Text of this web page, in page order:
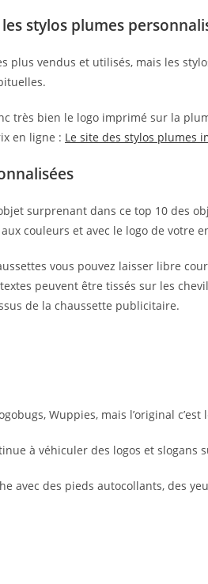
les stylos plumes
plus vendus et utilisés, mais les
très bien le logo imprimé sur la
en ligne : Le site des stylos plumes
surprenant dans ce top 10 des
couleurs et avec le logo de votre
vous pouvez laisser libre
peuvent être tissés sur les
de la chaussette publicitaire.
Wuppies, mais l’original c’est
à véhiculer des logos et slogans
avec des pieds autocollants, des